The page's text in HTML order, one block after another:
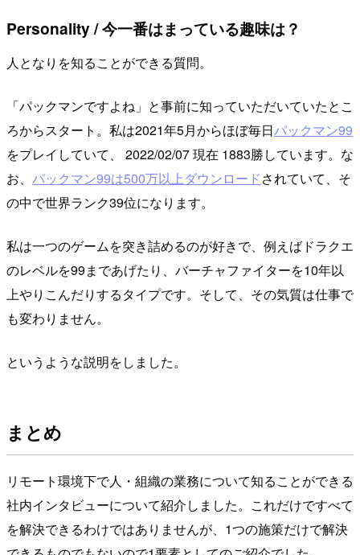
Personality / 今一番はまっている趣味は？
人となりを知ることができる質問。
「パックマンですよね」と事前に知っていただいていたとこ
ろからスタート。私は2021年5月からほぼ毎日パックマン99
をプレイしていて、 2022/02/07 現在 1883勝しています。な
お、 パックマン99は500万以上ダウンロードされていて、そ
の中で世界ランク39位になります。
私は一つのゲームを突き詰めるのが好きで、例えばドラクエ
のレベルを99まであげたり、バーチャファイターを10年以
上やりこんだりするタイプです。そして、その気質は仕事で
も変わりません。
というような説明をしました。
まとめ
リモート環境下で人・組織の業務について知ることができる
社内インタビューについて紹介しました。これだけですべて
を解決できるわけではありませんが、1つの施策だけで解決